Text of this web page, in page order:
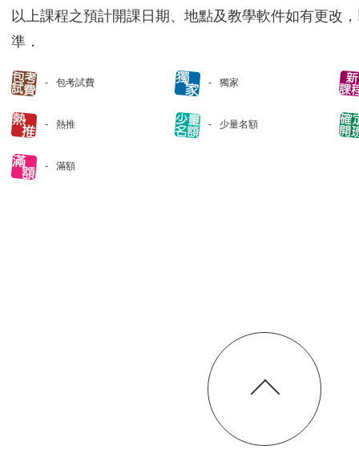
以上課程之預計開課日期、地點及教學軟件如有更改
準．
包考試費 獨家
熱推 少量名額
滿額